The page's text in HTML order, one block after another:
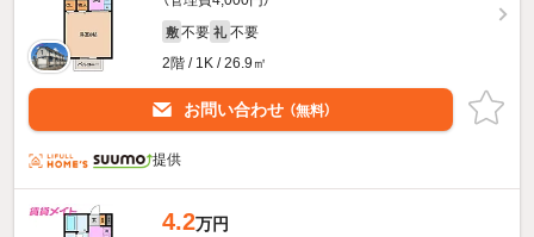
敷 不要 礼 不要
2階 / 1K / 26.9㎡
お問い合わせ （無料）
提供
4.2万円